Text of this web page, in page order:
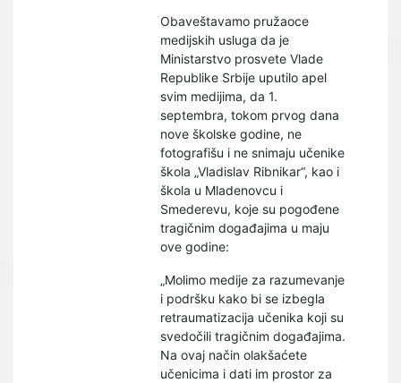
Obaveštavamo pružaoce
medijskih usluga da je
Ministarstvo prosvete Vlade
Republike Srbije uputilo apel
svim medijima, da 1.
septembra, tokom prvog dana
nove školske godine, ne
fotografišu i ne snimaju učenike
škola „Vladislav Ribnikar“, kao i
škola u Mladenovcu i
Smederevu, koje su pogođene
tragičnim događajima u maju
ove godine:
„Molimo medije za razumevanje
i podršku kako bi se izbegla
retraumatizacija učenika koji su
svedočili tragičnim događajima.
Na ovaj način olakšaćete
učenicima i dati im prostor za